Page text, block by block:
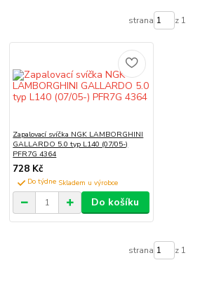
strana z 1
Zapalovací svíčka NGK LAMBORGHINI
GALLARDO 5.0 typ L140 (07/05-)
PFR7G 4364
728 Kč
Do týdne
Do košíku
strana z 1